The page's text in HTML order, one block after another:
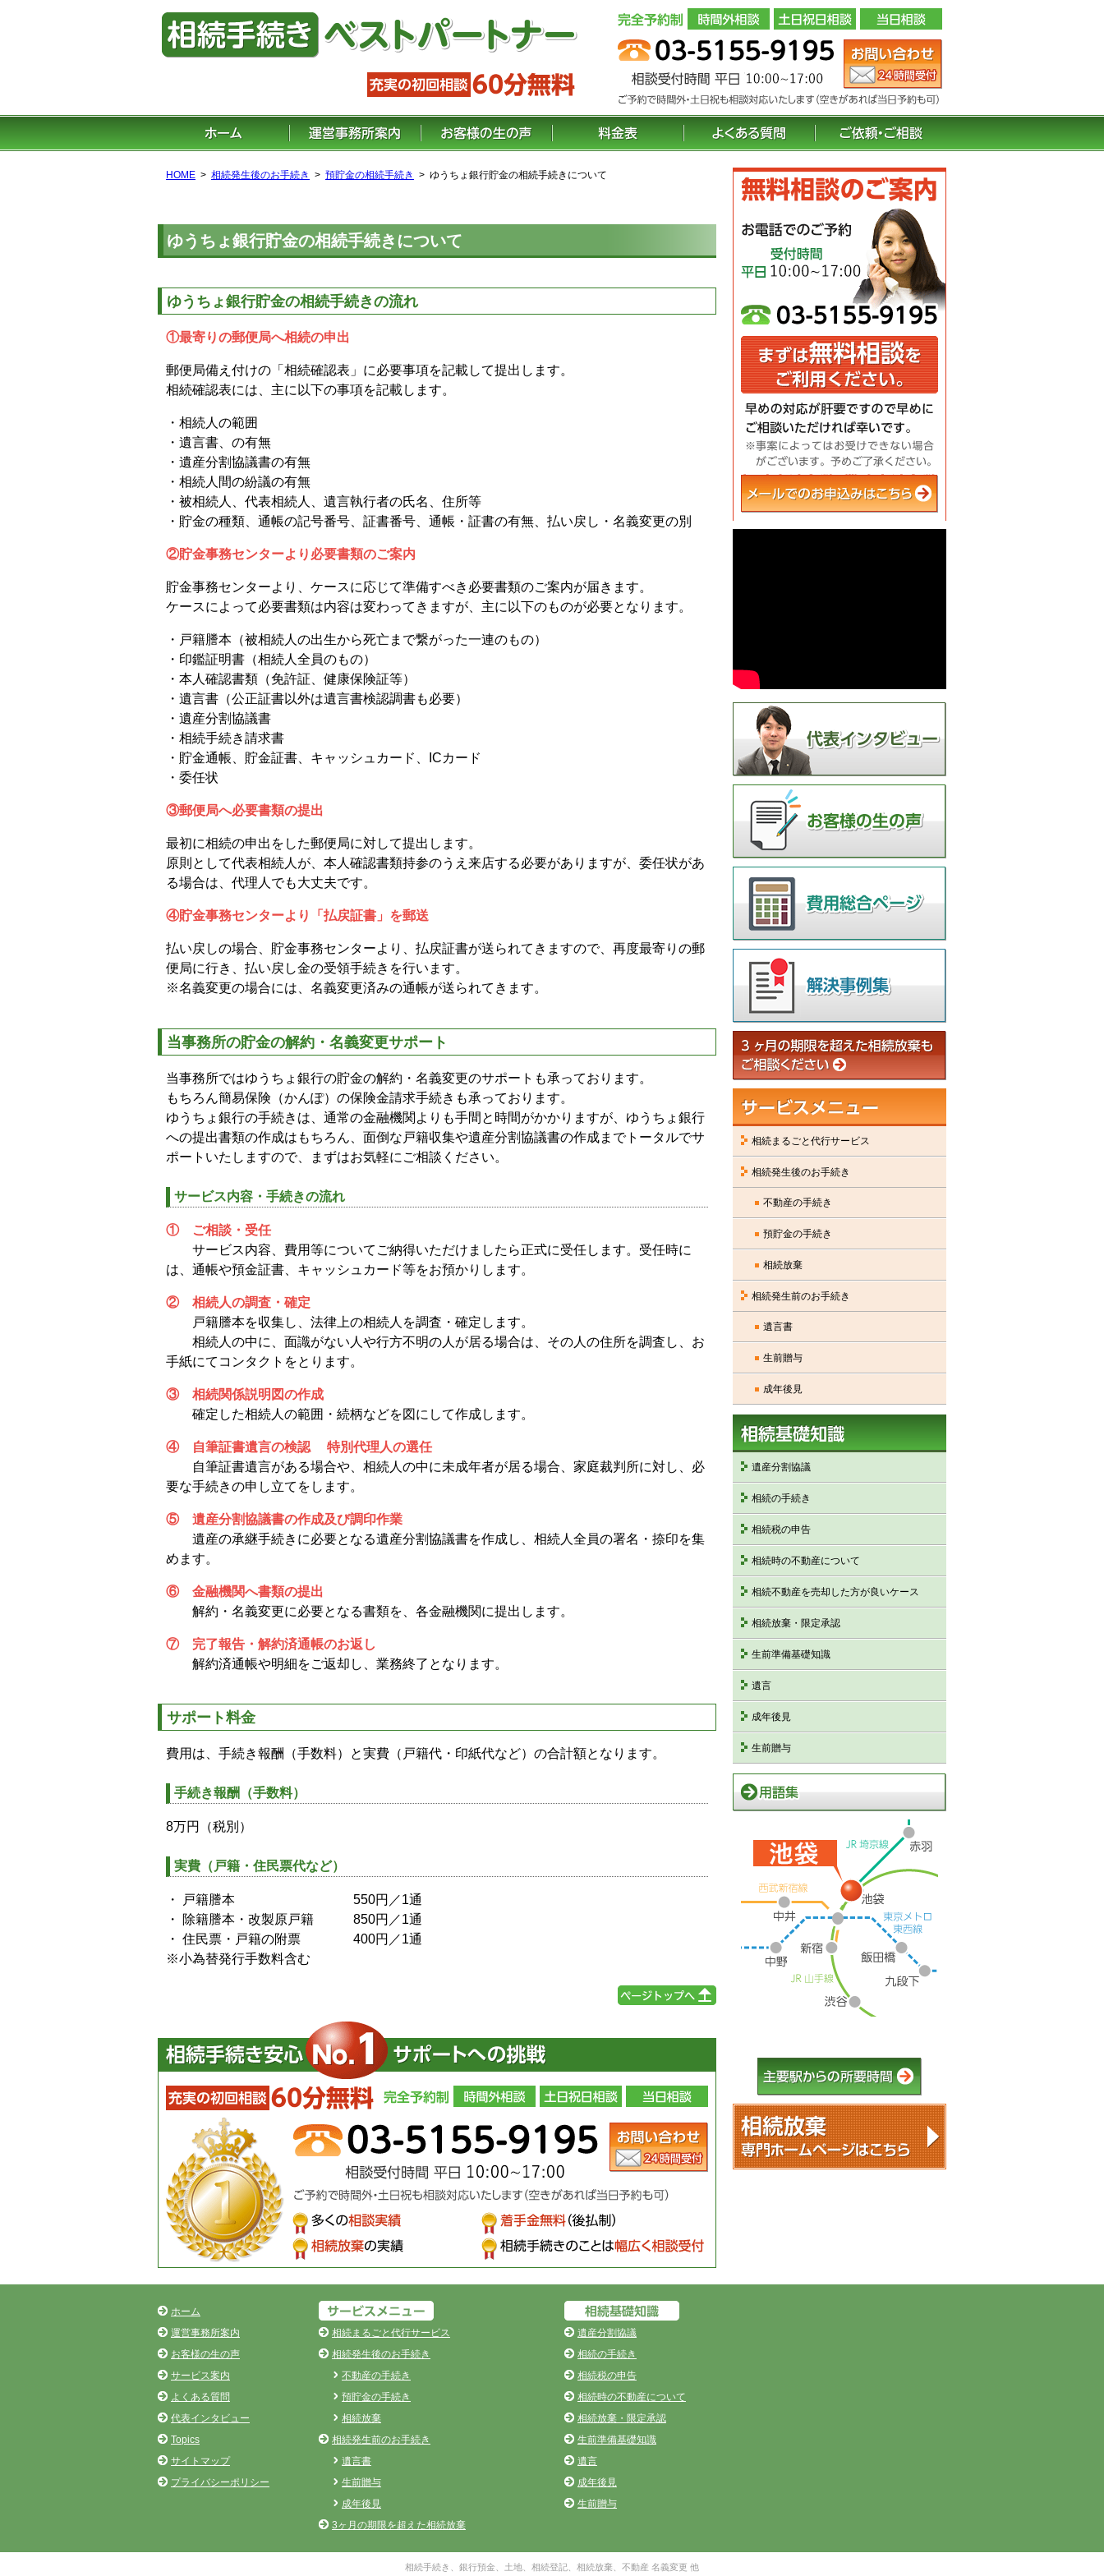
HOME 相続発生後のお手続き 預貯金の相続手続き ゆうちょ銀行貯金の相続手続きについて
ゆうちょ銀行貯金の相続手続きについて
ゆうちょ銀行貯金の相続手続きの流れ
①最寄りの郵便局へ相続の申出
郵便局備え付けの「相続確認表」に必要事項を記載して提出します。
相続確認表には、主に以下の事項を記載します。
・相続人の範囲
・遺言書、の有無
・遺産分割協議書の有無
・相続人間の紛議の有無
・被相続人、代表相続人、遺言執行者の氏名、住所等
・貯金の種類、通帳の記号番号、証書番号、通帳・証書の有無、払い戻し・名義変更の別
②貯金事務センターより必要書類のご案内
貯金事務センターより、ケースに応じて準備すべき必要書類のご案内が届きます。
ケースによって必要書類は内容は変わってきますが、主に以下のものが必要となります。
・戸籍謄本（被相続人の出生から死亡まで繋がった一連のもの）
・印鑑証明書（相続人全員のもの）
・本人確認書類（免許証、健康保険証等）
・遺言書（公正証書以外は遺言書検認調書も必要）
・遺産分割協議書
・相続手続き請求書
・貯金通帳、貯金証書、キャッシュカード、ICカード
・委任状
③郵便局へ必要書類の提出
最初に相続の申出をした郵便局に対して提出します。
原則として代表相続人が、本人確認書類持参のうえ来店する必要がありますが、委任状があ
る場合は、代理人でも大丈夫です。
④貯金事務センターより「払戻証書」を郵送
払い戻しの場合、貯金事務センターより、払戻証書が送られてきますので、再度最寄りの郵
便局に行き、払い戻し金の受領手続きを行います。
※名義変更の場合には、名義変更済みの通帳が送られてきます。
当事務所の貯金の解約・名義変更サポート
当事務所ではゆうちょ銀行の貯金の解約・名義変更のサポートも承っております。
もちろん簡易保険（かんぽ）の保険金請求手続きも承っております。
ゆうちょ銀行の手続きは、通常の金融機関よりも手間と時間がかかりますが、ゆうちょ銀行
への提出書類の作成はもちろん、面倒な戸籍収集や遺産分割協議書の作成までトータルでサ
ポートいたしますので、まずはお気軽にご相談ください。
サービス内容・手続きの流れ
① ご相談・受任
サービス内容、費用等についてご納得いただけましたら正式に受任します。受任時に
は、通帳や預金証書、キャッシュカード等をお預かりします。
② 相続人の調査・確定
戸籍謄本を収集し、法律上の相続人を調査・確定します。
相続人の中に、面識がない人や行方不明の人が居る場合は、その人の住所を調査し、お
手紙にてコンタクトをとります。
③ 相続関係説明図の作成
確定した相続人の範囲・続柄などを図にして作成します。
④ 自筆証書遺言の検認 特別代理人の選任
自筆証書遺言がある場合や、相続人の中に未成年者が居る場合、家庭裁判所に対し、必
要な手続きの申し立てをします。
⑤ 遺産分割協議書の作成及び調印作業
遺産の承継手続きに必要となる遺産分割協議書を作成し、相続人全員の署名・捺印を集
めます。
⑥ 金融機関へ書類の提出
解約・名義変更に必要となる書類を、各金融機関に提出します。
⑦ 完了報告・解約済通帳のお返し
解約済通帳や明細をご返却し、業務終了となります。
サポート料金
費用は、手続き報酬（手数料）と実費（戸籍代・印紙代など）の合計額となります。
手続き報酬（手数料）
8万円（税別）
実費（戸籍・住民票代など）
・ 戸籍謄本 550円／1通
・ 除籍謄本・改製原戸籍 850円／1通
・ 住民票・戸籍の附票 400円／1通
※小為替発行手数料含む
相続まるごと代行サービス
相続発生後のお手続き
不動産の手続き
預貯金の手続き
相続放棄
相続発生前のお手続き
遺言書
生前贈与
成年後見
遺産分割協議
相続の手続き
相続税の申告
相続時の不動産について
相続不動産を売却した方が良いケース
相続放棄・限定承認
生前準備基礎知識
遺言
成年後見
生前贈与
ホーム
運営事務所案内
お客様の生の声
サービス案内
よくある質問
代表インタビュー
Topics
サイトマップ
プライバシーポリシー
相続まるごと代行サービス
相続発生後のお手続き
不動産の手続き
預貯金の手続き
相続放棄
相続発生前のお手続き
遺言書
生前贈与
成年後見
3ヶ月の期限を超えた相続放棄
遺産分割協議
相続の手続き
相続税の申告
相続時の不動産について
相続放棄・限定承認
生前準備基礎知識
遺言
成年後見
生前贈与
相続手続き、銀行預金、土地、相続登記、相続放棄、不動産 名義変更 他